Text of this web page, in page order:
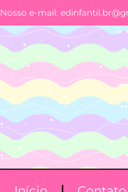
Nosso e-mail: